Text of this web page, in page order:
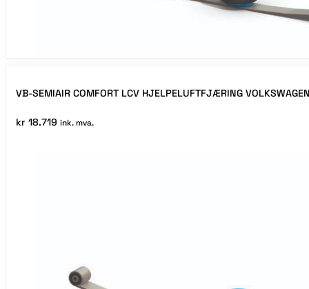
VB-SEMIAIR COMFORT LCV HJELPELUFTFJÆRING
kr 18.719 ink. mva.